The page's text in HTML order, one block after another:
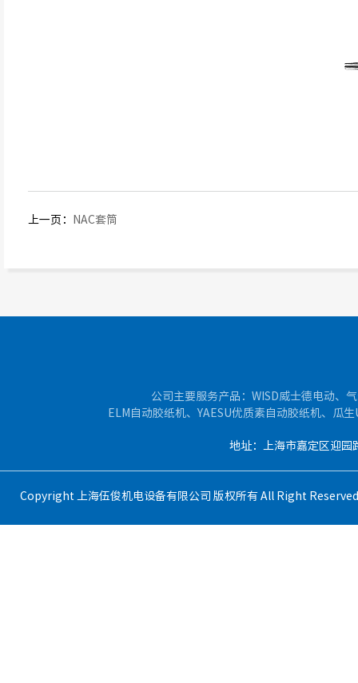
上一页： NAC套筒
公司主要服务产品：WISD威士德电动、
ELM自动胶纸机、YAESU优质素自动胶纸机、瓜
地址：上海市嘉定区
Copyright 上海伍俊机电设备有限公司 版权所有 All Right